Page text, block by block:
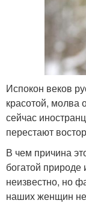
Испокон веков
красотой, молва
сейчас
перестают
В чем причина
богатой природе
неизвестно, но
наших женщин